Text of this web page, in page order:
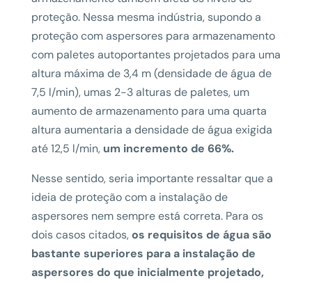
proteção. Nessa mesma indústria, supondo a
proteção com aspersores para armazenamento
com paletes autoportantes projetados para uma
altura máxima de 3,4 m (densidade de água de
7,5 l/min), umas 2-3 alturas de paletes, um
aumento de armazenamento para uma quarta
altura aumentaria a densidade de água exigida
até 12,5 l/min, um incremento de 66%.
Nesse sentido, seria importante ressaltar que a
ideia de proteção com a instalação de
aspersores nem sempre está correta. Para os
dois casos citados,os requisitos de água são
bastante superiores para a instalação de
aspersores do que inicialmente projetado,